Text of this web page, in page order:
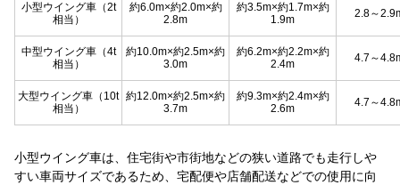
小型ウイング車（2t
相当）
約6.0m×約2.0m×約
2.8m
約3.5m×約1.7m×約
1.9m
2.8～
中型ウイング車（4t
相当）
約10.0m×約2.5m×約
3.0m
約6.2m×約2.2m×約
2.4m
4.7～
大型ウイング車（10t
相当）
約12.0m×約2.5m×約
3.7m
約9.3m×約2.4m×約
2.6m
4.7～
小型ウイング車は、住宅街や市街地などの狭い道路でも走行しや
すい車両サイズであるため、宅配便や店舗配送などでの使用に向